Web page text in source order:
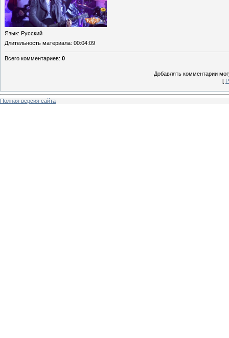
Язык: Русский
Длительность материала: 00:04:09
Всего комментариев: 0
Добавлять комментарии
[
Полная версия сайта